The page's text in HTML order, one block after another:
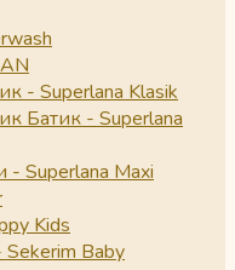
- Superlana Klasik
Батик - Superlana
Superlana Maxi
Kids
Baby